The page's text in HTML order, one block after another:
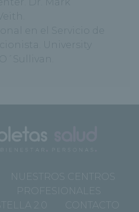
NUESTROS CENTROS
PROFESIONALES
STELLA 2.0 CONTACTO